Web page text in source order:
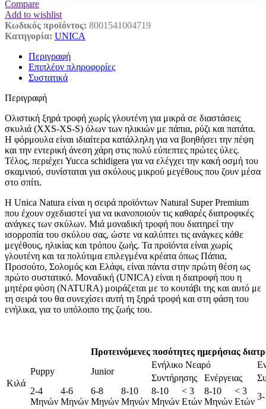
Compare
Add to wishlist
Κωδικός προϊόντος: 8001541004719
Κατηγορία: UNICA
Περιγραφή
Επιπλέον πληροφορίες
Συστατικά
Περιγραφή
Ολιστική ξηρά τροφή χωρίς γλουτένη για μικρά σε διαστάσεις
σκυλιά (XXS-XS-S) όλων των ηλικιών με πάπια, ρύζι και πατάτα.
Η φόρμουλα είναι ιδιαίτερα κατάλληλη για να βοηθήσει την πέψη
και την εντερική άνεση χάρη στις πολύ εύπεπτες πρώτες ύλες.
Τέλος, περιέχει Yucca schidigera για να ελέγχει την κακή οσμή του
σκαμνιού, συνίσταται για σκύλους μικρού μεγέθους που ζουν μέσα
στο σπίτι.
Η Unica Natura είναι η σειρά προϊόντων Natural Super Premium
που έχουν σχεδιαστεί για να ικανοποιούν τις καθαρές διατροφικές
ανάγκες των σκύλων. Μιά μοναδική τροφή που διατηρεί την
ισορροπία του σκύλου σας, ώστε να καλύπτει τις ανάγκες κάθε
μεγέθους, ηλικίας και τρόπου ζωής. Τα προϊόντα είναι χωρίς
γλουτένη και τα πολύτιμα επιλεγμένα κρέατα όπως Πάπια,
Προσούτο, Σολομός και Ελάφι, είναι πάντα στην πρώτη θέση ως
πρώτο συστατικό. Μοναδική (UNICA) είναι η διατροφή που η
μητέρα φύση (NATURA) μοιράζεται με το κουτάβι της και αυτό με
τη σειρά του θα συνεχίσει αυτή τη ξηρά τροφή και στη φάση του
ενήλικα, για το υπόλοιπο της ζωής του.
Προτεινόμενες ποσότητες ημερήσιας
Κιλά
Puppy Junior
Ενήλικο Νεαρό
Συντήρησης
Ενέργειας
2-4
Μηνών
4-6
Μηνών
6-8
Μηνών
8-10
Μηνών
8-10
Μηνών
< 3
Ετών
8-10
Μηνών
< 3
Ετών